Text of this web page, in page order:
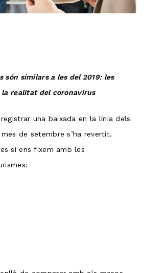
són similars a les del 2019: les
la realitat del coronavirus
una baixada en la línia dels
de setembre s’ha revertit.
si ens fixem amb les